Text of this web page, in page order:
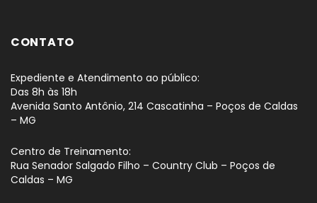
CONTATO
Expediente e Atendimento ao público:
Das 8h às 18h
Avenida Santo Antônio, 214 Cascatinha – Poços de Caldas
– MG
Centro de Treinamento:
Rua Senador Salgado Filho – Country Club – Poços de
Caldas – MG